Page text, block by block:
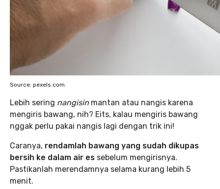
Source: pexels.com
Lebih sering nangisin mantan atau nangis karena
mengiris bawang, nih? Eits, kalau mengiris bawang
nggak perlu pakai nangis lagi dengan trik ini!
Caranya, rendamlah bawang yang sudah dikupas
bersih ke dalam air es sebelum mengirisnya.
Pastikanlah merendamnya selama kurang lebih 5
menit.